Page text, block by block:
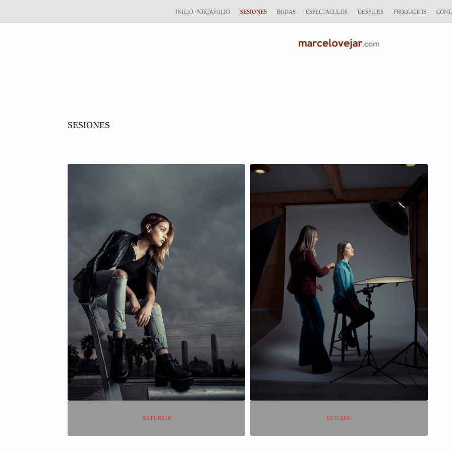
INICIO /PORTAFOLIO SESIONES BODAS ESPECTACULOS DESFILES PRODUCTOS
SESIONES
EXTERIOR ESTUDIO